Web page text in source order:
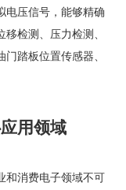
电压信号，能够精确
检测、压力检测、
踏板位置传感器、
用领域
和消费电子领域不可